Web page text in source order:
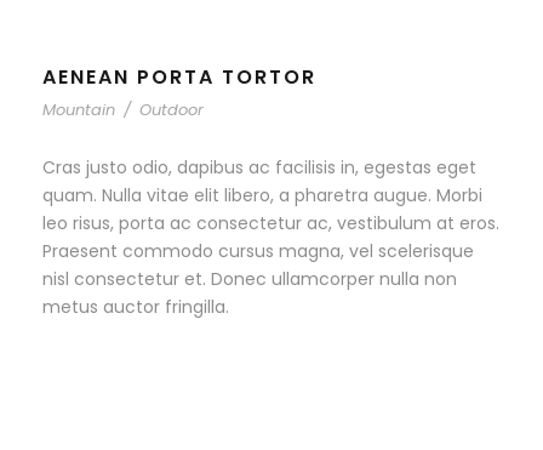
AENEAN PORTA TORTOR
Mountain / Outdoor
Cras justo odio, dapibus ac facilisis in, egestas eget
quam. Nulla vitae elit libero, a pharetra augue. Morbi
leo risus, porta ac consectetur ac, vestibulum at eros.
Praesent commodo cursus magna, vel scelerisque
nisl consectetur et. Donec ullamcorper nulla non
metus auctor fringilla.